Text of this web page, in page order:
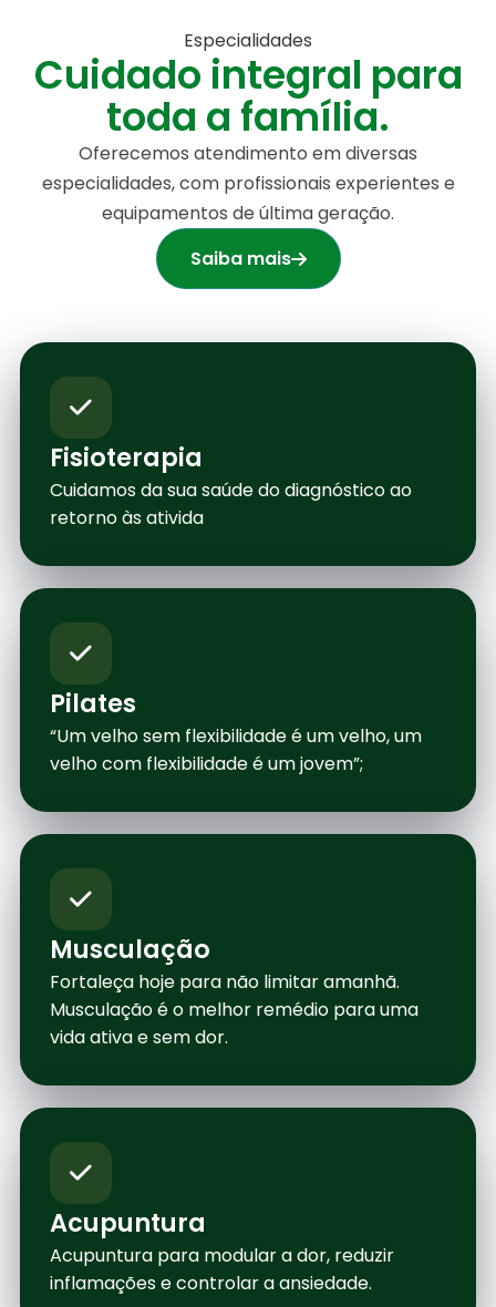
Especialidades
Cuidado integral para
toda a família.
Oferecemos atendimento em diversas
especialidades, com profissionais experientes e
equipamentos de última geração.
Saiba mais
Fisioterapia
Cuidamos da sua saúde do diagnóstico ao
retorno às ativida
Pilates
“Um velho sem flexibilidade é um velho, um
velho com flexibilidade é um jovem”;
Musculação
Fortaleça hoje para não limitar amanhã.
Musculação é o melhor remédio para uma
vida ativa e sem dor.
Acupuntura
Acupuntura para modular a dor, reduzir
inflamações e controlar a ansiedade.